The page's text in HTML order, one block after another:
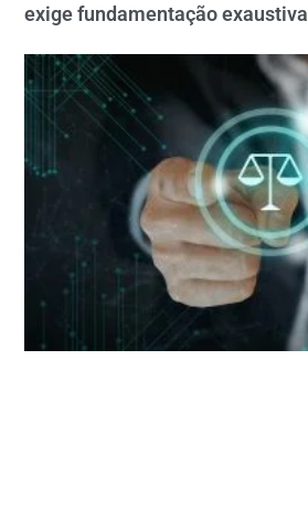
exige fundamentação exaustiva